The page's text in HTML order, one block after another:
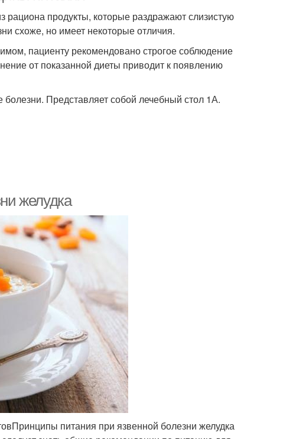
продукты, которые раздражают слизистую
схоже, но имеет некоторые отличия.
пациенту рекомендовано строгое соблюдение
от показанной диеты приводит к появлению
Представляет собой лечебный стол 1А.
желудка
питания при язвенной болезни желудка